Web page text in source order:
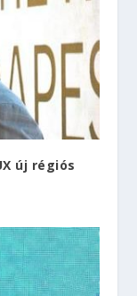
új régiós